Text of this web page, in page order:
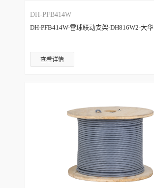
DH-PFB414W
DH-PFB414W-雷球联动支架-DH816W2-大华
查看详情